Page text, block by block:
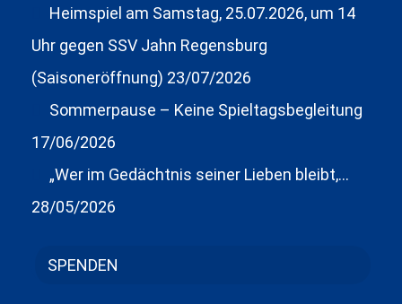
Heimspiel am Samstag, 25.07.2026, um 14
Uhr gegen SSV Jahn Regensburg
(Saisoneröffnung) 23/07/2026
Sommerpause – Keine Spieltagsbegleitung
17/06/2026
„Wer im Gedächtnis seiner Lieben bleibt,…
28/05/2026
SPENDEN